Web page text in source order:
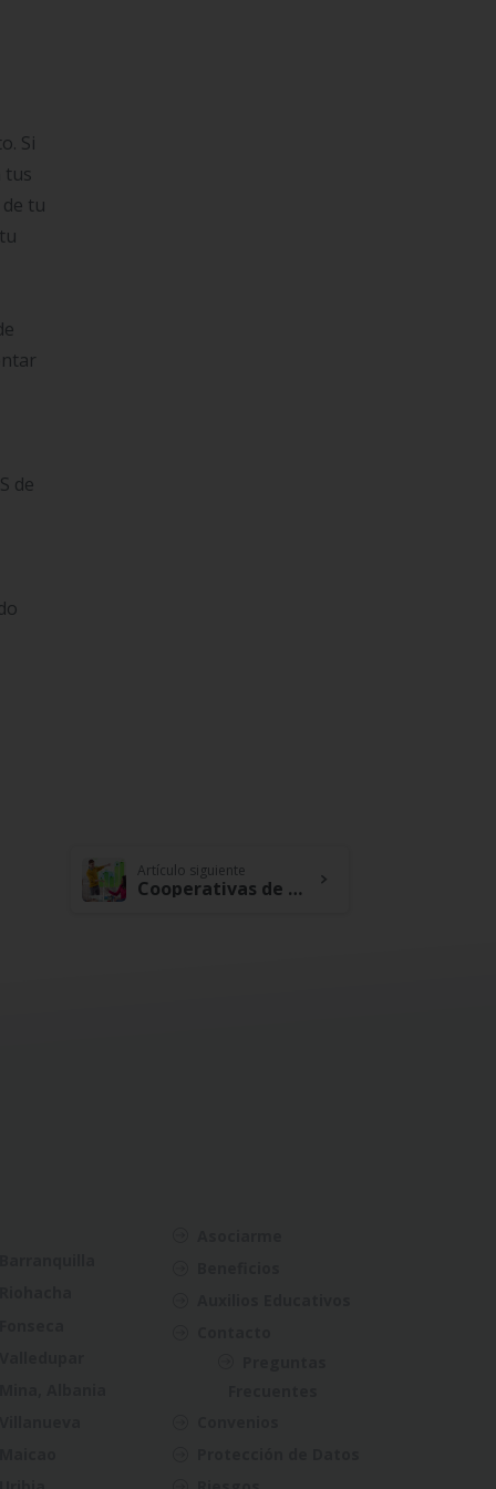
Si
tus
tu
de
Artículo siguiente
Cooperativas de Crédito y Reactivación Económica: Impulsando la Escalabilidad de Emprendimientos Exitosos